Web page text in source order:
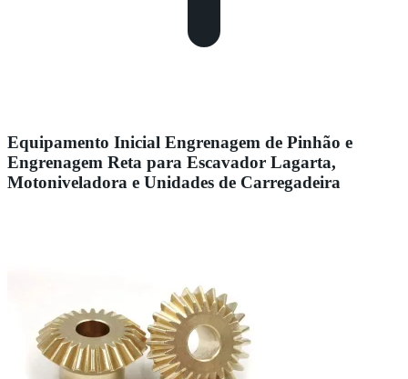
Equipamento Inicial Engrenagem de Pinhão e
Engrenagem Reta para Escavador Lagarta,
Motoniveladora e Unidades de Carregadeira